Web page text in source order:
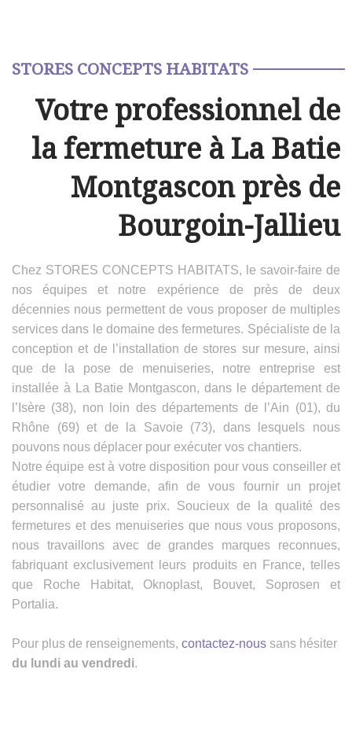
STORES CONCEPTS HABITATS
Votre professionnel de
la fermeture à La Batie
Montgascon près de
Bourgoin-Jallieu
Chez STORES CONCEPTS HABITATS, le savoir-faire de
nos équipes et notre expérience de près de deux
décennies nous permettent de vous proposer de multiples
services dans le domaine des fermetures. Spécialiste de la
conception et de l’installation de stores sur mesure, ainsi
que de la pose de menuiseries, notre entreprise est
installée à La Batie Montgascon, dans le département de
l’Isère (38), non loin des départements de l’Ain (01), du
Rhône (69) et de la Savoie (73), dans lesquels nous
pouvons nous déplacer pour exécuter vos chantiers.
Notre équipe est à votre disposition pour vous conseiller et
étudier votre demande, afin de vous fournir un projet
personnalisé au juste prix. Soucieux de la qualité des
fermetures et des menuiseries que nous vous proposons,
nous travaillons avec de grandes marques reconnues,
fabriquant exclusivement leurs produits en France, telles
que Roche Habitat, Oknoplast, Bouvet, Soprosen et
Portalia.
Pour plus de renseignements, contactez-nous sans hésiter
du lundi au vendredi.